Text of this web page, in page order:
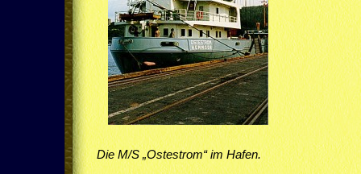
Die M/S „Ostestrom“ im Hafen.